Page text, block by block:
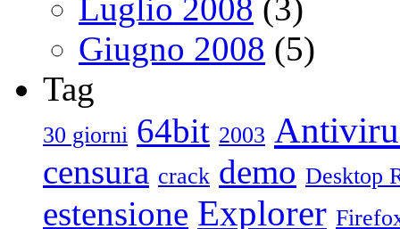
Luglio 2008 (3)
Giugno 2008 (5)
Tag
30 giorni 64bit 2003
censura crack demo Desktop
estensione Explorer